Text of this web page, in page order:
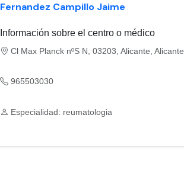
Fernandez Campillo Jaime
Información sobre el centro o médico
Cl Max Planck nºS N, 03203, Alicante, Alicante
965503030
Especialidad: reumatologia